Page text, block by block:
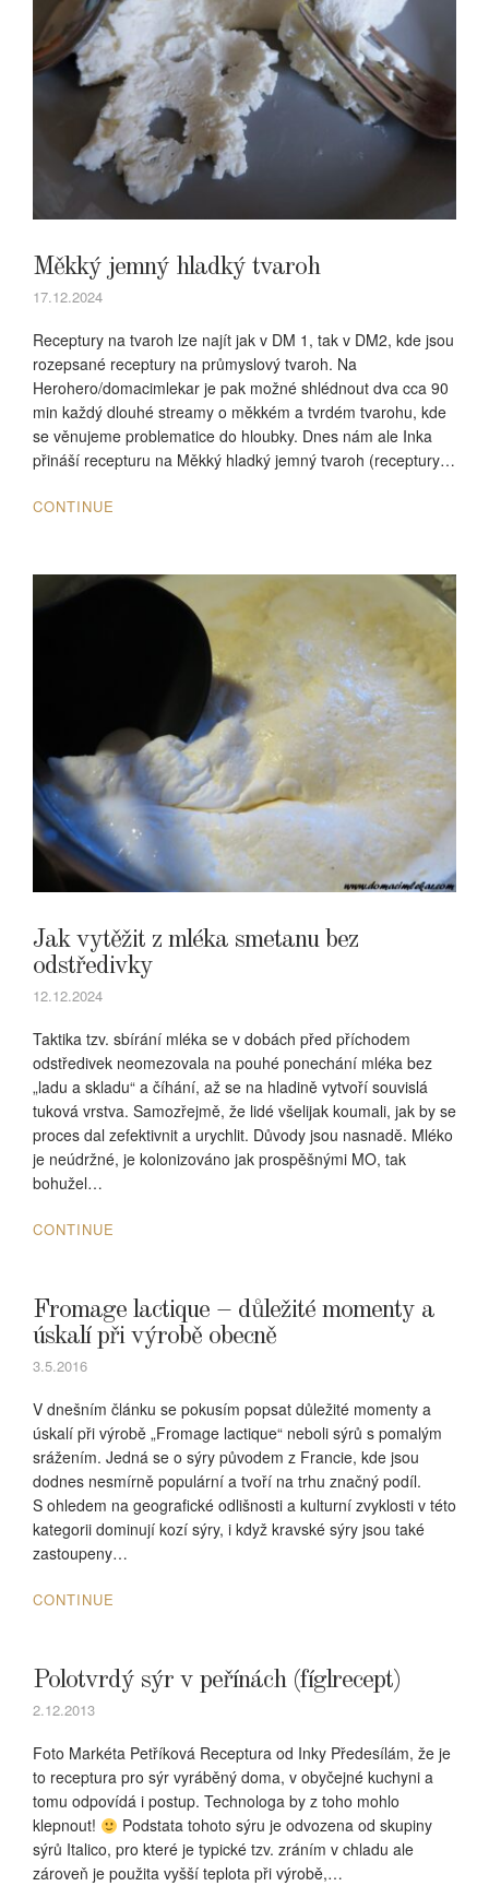
Měkký jemný hladký tvaroh
17.12.2024
Receptury na tvaroh lze najít jak v DM 1, tak v DM2, kde jsou
rozepsané receptury na průmyslový tvaroh. Na
Herohero/domacimlekar je pak možné shlédnout dva cca 90
min každý dlouhé streamy o měkkém a tvrdém tvarohu, kde
se věnujeme problematice do hloubky. Dnes nám ale Inka
přináší recepturu na Měkký hladký jemný tvaroh (receptury…
CONTINUE
Jak vytěžit z mléka smetanu bez
odstředivky
12.12.2024
Taktika tzv. sbírání mléka se v dobách před příchodem
odstředivek neomezovala na pouhé ponechání mléka bez
„ladu a skladu“ a číhání, až se na hladině vytvoří souvislá
tuková vrstva. Samozřejmě, že lidé všelijak koumali, jak by se
proces dal zefektivnit a urychlit. Důvody jsou nasnadě. Mléko
je neúdržné, je kolonizováno jak prospěšnými MO, tak
bohužel…
CONTINUE
Fromage lactique – důležité momenty a
úskalí při výrobě obecně
3.5.2016
V dnešním článku se pokusím popsat důležité momenty a
úskalí při výrobě „Fromage lactique“ neboli sýrů s pomalým
srážením. Jedná se o sýry původem z Francie, kde jsou
dodnes nesmírně populární a tvoří na trhu značný podíl.
S ohledem na geografické odlišnosti a kulturní zvyklosti v této
kategorii dominují kozí sýry, i když kravské sýry jsou také
zastoupeny…
CONTINUE
Polotvrdý sýr v peřínách (fíglrecept)
2.12.2013
Foto Markéta Petříková Receptura od Inky Předesílám, že je
to receptura pro sýr vyráběný doma, v obyčejné kuchyni a
tomu odpovídá i postup. Technologa by z toho mohlo
klepnout!
Podstata tohoto sýru je odvozena od skupiny
sýrů Italico, pro které je typické tzv. zráním v chladu ale
zároveň je použita vyšší teplota při výrobě,…